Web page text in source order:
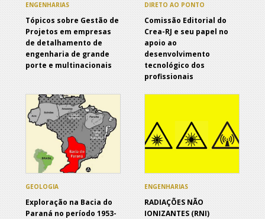
ENGENHARIAS
Tópicos sobre Gestão de
Projetos em empresas
de detalhamento de
engenharia de grande
porte e multinacionais
DIRETO AO PONTO
Comissão Editorial do
Crea-RJ e seu papel no
apoio ao
desenvolvimento
tecnológico dos
profissionais
GEOLOGIA
Exploração na Bacia do
Paraná no período 1953-
ENGENHARIAS
RADIAÇÕES NÃO
IONIZANTES (RNI)